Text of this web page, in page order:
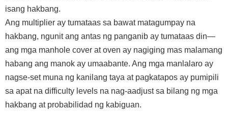
isang hakbang.
Ang multiplier ay tumataas sa bawat matagumpay na
hakbang, ngunit ang antas ng panganib ay tumataas din—
ang mga manhole cover at oven ay nagiging mas malamang
habang ang manok ay umaabante. Ang mga manlalaro ay
nagse-set muna ng kanilang taya at pagkatapos ay pumipili
sa apat na difficulty levels na nag-aadjust sa bilang ng mga
hakbang at probabilidad ng kabiguan.